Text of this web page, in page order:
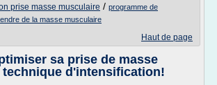
prise masse musculaire / programme de
de la masse musculaire
Haut de page
sa prise de masse
d'intensification!